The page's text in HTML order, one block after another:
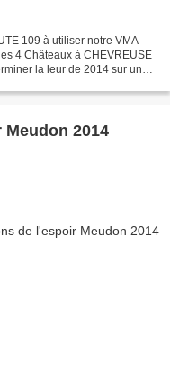
109 à utiliser notre VMA
4 Châteaux à CHEVREUSE
la leur de 2014 sur une
2014